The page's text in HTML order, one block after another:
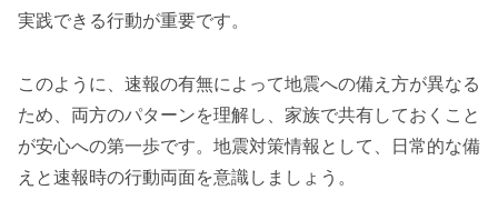
実践できる行動が重要です。
このように、速報の有無によって地震への備え方が異なる
ため、両方のパターンを理解し、家族で共有しておくこと
が安心への第一歩です。地震対策情報として、日常的な備
えと速報時の行動両面を意識しましょう。